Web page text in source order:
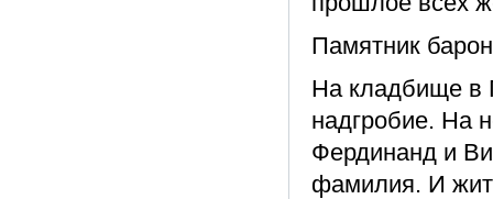
Памятник
На кладбище в
надгробие. На
Фердинанд и
фамилия. И